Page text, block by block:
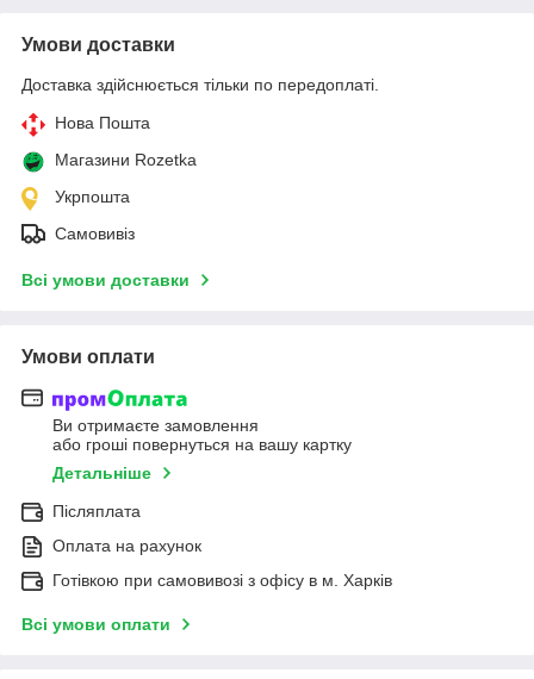
Умови доставки
Доставка здійснюється тільки по передоплаті.
Нова Пошта
Магазини Rozetka
Укрпошта
Самовивіз
Всі умови доставки
Умови оплати
Ви отримаєте замовлення
або гроші повернуться на вашу картку
Детальніше
Післяплата
Оплата на рахунок
Готівкою при самовивозі з офісу в м. Харків
Всі умови оплати